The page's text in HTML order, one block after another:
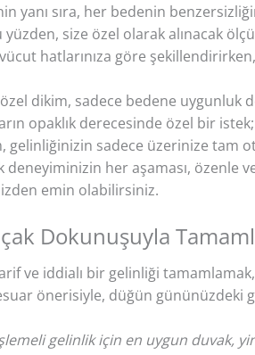
yanı sıra, her bedenin
yüzden, size özel olarak alınacak
hatlarınıza göre
dikim, sadece bedene uygunluk
opaklık derecesinde özel bir
gelinliğinizin sadece üzerinize tam
deneyiminizin her aşaması,
emin olabilirsiniz.
Dokunuşuyla
ve iddialı bir gelinliği
önerisiyle, düğün gününüzdeki
gelinlik için en uygun duvak,